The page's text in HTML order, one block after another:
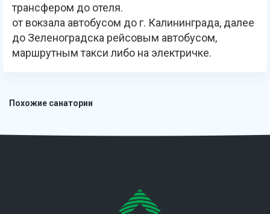
трансфером до отеля.
от вокзала автобусом до г. Калининграда, далее
до Зеленоградска рейсовым автобусом,
маршрутным такси либо на электричке.
Похожие санатории